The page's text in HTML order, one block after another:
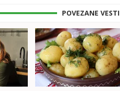
POVEZANE VESTI